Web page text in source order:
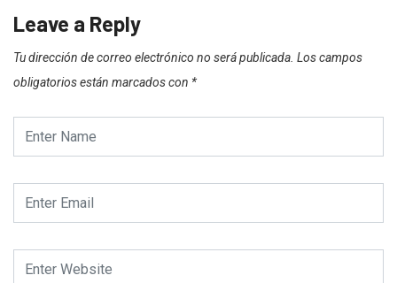
Leave a Reply
Tu dirección de correo electrónico no será publicada. Los campos
obligatorios están marcados con *